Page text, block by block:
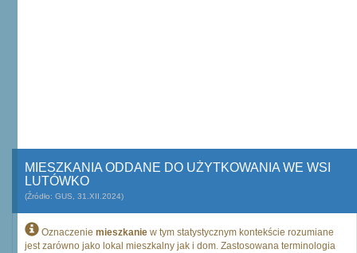
MIESZKANIA ODDANE DO UŻYTKOWANIA WE WSI
LUTÓWKO
(Źródło: GUS, 31.XII.2024)
Oznaczenie mieszkanie w tym statystycznym kontekście rozumiane
jest zarówno jako lokal mieszkalny jak i dom. Zastosowana terminologia